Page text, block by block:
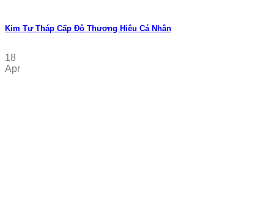
Kim Tự Tháp Cấp Độ Thương Hiệu Cá Nhân
18
Apr